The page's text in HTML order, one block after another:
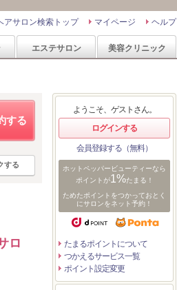
ヘルプ
マイページ
アサロン検索トップ
エステサロン 美容クリニック
する
する
ロ
ようこそ、ゲストさん。
ログインする
会員登録する（無料）
ホットペッパービューティーなら
ポイントが1%たまる！
ためたポイントをつかっておとく
にサロンをネット予約！
たまるポイントについて
つかえるサービス一覧
ポイント設定変更